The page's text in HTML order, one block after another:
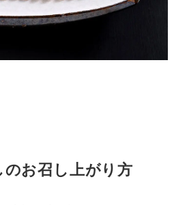
お召し上がり方